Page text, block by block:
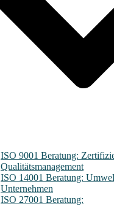
ISO 9001 Beratung:
Qualitätsmanagement
ISO 14001 Beratung:
Unternehmen
ISO 27001 Beratung: